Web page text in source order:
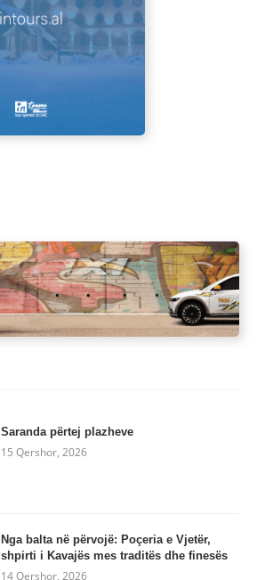
Saranda përtej plazheve
15 Qershor, 2026
Nga balta në përvojë: Poçeria e Vjetër,
shpirti i Kavajës mes traditës dhe finesës
14 Qershor, 2026